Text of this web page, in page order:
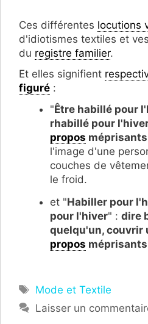
Ces différentes locutions
d'idiotismes textiles et
du registre familier.
Et elles signifient
figuré :
"Être habillé pour
rhabillé pour
propos
l'image d'une
couches de
le froid.
et "Habiller pour
pour l'hiver" : dire
quelqu'un, couvrir
propos
Étiquettes
Mode et Textile
Laisser un